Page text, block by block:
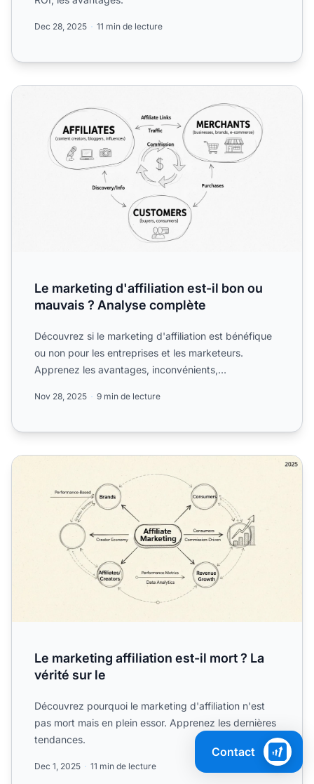
Dec 28, 2025 11 min de lecture
Le marketing d'affiliation est-il bon ou mauvais ? Analyse
Le marketing d'affiliation est-il bon ou
mauvais ? Analyse complète
Découvrez si le marketing d'affiliation est bénéfique
ou non pour les entreprises et les marketeurs.
Apprenez les avantages, inconvénients,
Nov 28, 2025 9 min de lecture
Le marketing affiliation est-il mort ? La vérité sur le
Le marketing affiliation est-il mort ? La
vérité sur le
Découvrez pourquoi le marketing d'affiliation n'est
pas mort mais en plein essor. Apprenez les dernières
tendances.
Dec 1, 2025 11 min de lecture
Contact